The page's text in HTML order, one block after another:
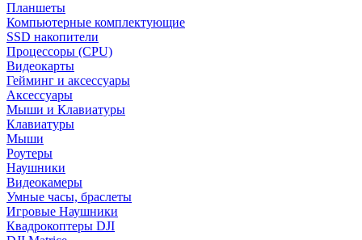
Планшеты
Компьютерные комплектующие
SSD накопители
Процессоры (CPU)
Видеокарты
Гейминг и аксессуары
Аксессуары
Мыши и Клавиатуры
Клавиатуры
Мыши
Роутеры
Наушники
Видеокамеры
Умные часы, браслеты
Игровые Наушники
Квадрокоптеры DJI